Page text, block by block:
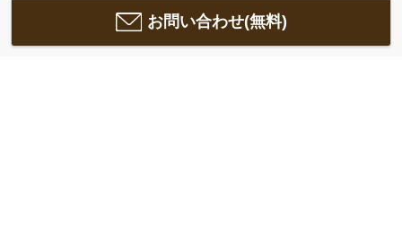
お問い合わせ(無料)